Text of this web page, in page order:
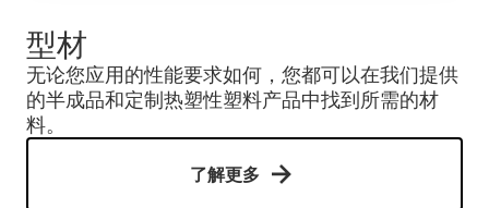
型材
无论您应用的性能要求如何，您都可以在我们提供
的半成品和定制热塑性塑料产品中找到所需的材
料。
了解更多